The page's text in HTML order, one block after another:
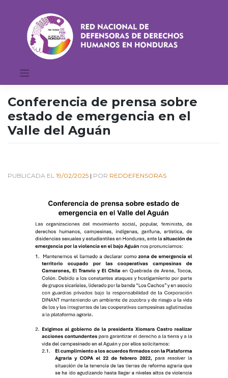
Conferencia de prensa sobre
estado de emergencia en el
Valle del Aguán
PUBLICADA EL 19/02/2025 | POR REDDEFENSORAS